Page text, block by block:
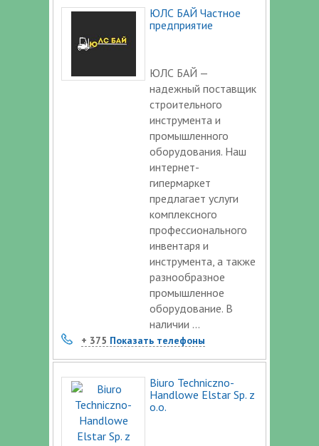
ЮЛС БАЙ Частное
предприятие
ЮЛС БАЙ —
надежный поставщик
строительного
инструмента и
промышленного
оборудования. Наш
интернет-
гипермаркет
предлагает услуги
комплексного
профессионального
инвентаря и
инструмента, а также
разнообразное
промышленное
оборудование. В
наличии ...
+ 375 Показать телефоны
Biuro Techniczno-
Handlowe Elstar Sp. z
o.o.